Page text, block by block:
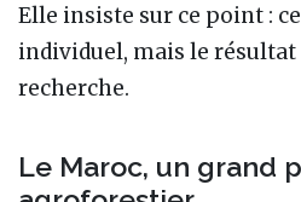
Elle insiste sur ce point :
individuel, mais le résultat
recherche.
Le Maroc, un grand